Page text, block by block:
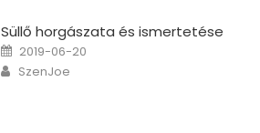
Süllő horgászata és ismertetése
Posted on
2019-06-20
Author
SzenJoe